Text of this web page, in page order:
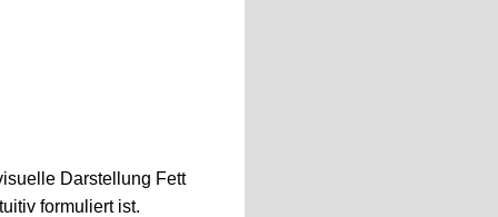
Darstellung Fett
formuliert ist.